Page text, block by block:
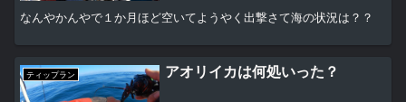
なんやかんやで１か月ほど空いてようやく出撃さて海の状況は？？
ティップラン アオリイカは何処いった？